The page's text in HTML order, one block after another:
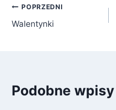
Nawigacja
wpisu
POPRZEDNI
Walentynki
Podobne wpisy